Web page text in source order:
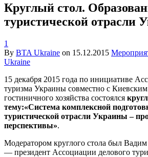
Круглый стол.
туристической отрасли
1
By BTA Ukraine on 15.12.2015
Ukraine
15 декабря 2015 года по инициативе
туризма Украины совместно с
гостиничного хозяйства состоялся
тему:«Система комплексной
туристической отрасли Украины –
перспективы».
Модератором круглого стола был Вадим
— президент Ассоциации делового